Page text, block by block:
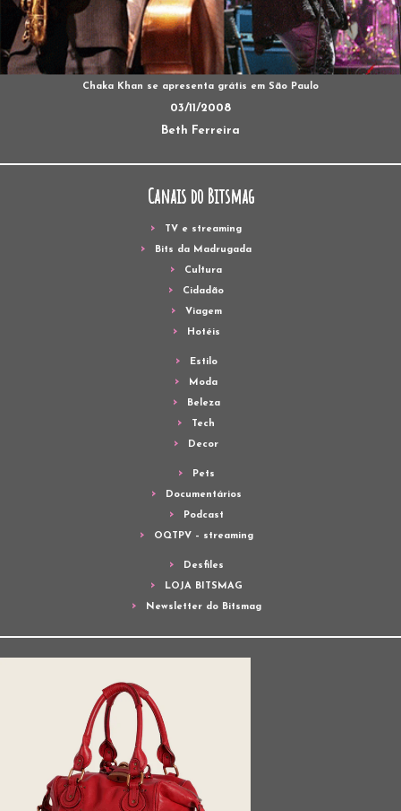
Chaka Khan se apresenta grátis em São Paulo
03/11/2008
Beth Ferreira
Canais do Bitsmag
TV e streaming
Bits da Madrugada
Cultura
Cidadão
Viagem
Hotéis
Estilo
Moda
Beleza
Tech
Decor
Pets
Documentários
Podcast
OQTPV – streaming
Desfiles
LOJA BITSMAG
Newsletter do Bitsmag